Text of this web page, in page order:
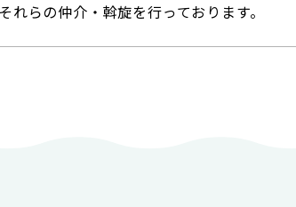
らの仲介・斡旋を行っております。